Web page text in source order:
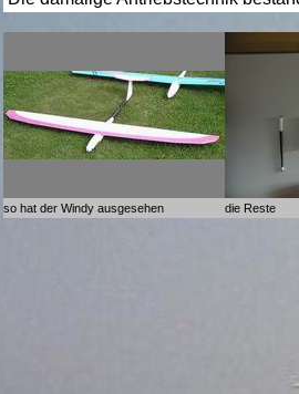
so hat der Windy ausgesehen die Reste